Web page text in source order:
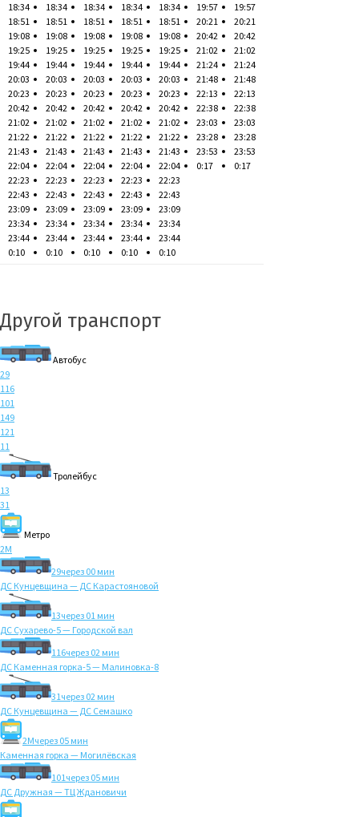
18:34
18:51
19:08
19:25
19:44
20:03
20:23
20:42
21:02
21:22
21:43
22:04
22:23
22:43
23:09
23:34
23:44
0:10
18:34
18:51
19:08
19:25
19:44
20:03
20:23
20:42
21:02
21:22
21:43
22:04
22:23
22:43
23:09
23:34
23:44
0:10
18:34
18:51
19:08
19:25
19:44
20:03
20:23
20:42
21:02
21:22
21:43
22:04
22:23
22:43
23:09
23:34
23:44
0:10
18:34
18:51
19:08
19:25
19:44
20:03
20:23
20:42
21:02
21:22
21:43
22:04
22:23
22:43
23:09
23:34
23:44
0:10
18:34
18:51
19:08
19:25
19:44
20:03
20:23
20:42
21:02
21:22
21:43
22:04
22:23
22:43
23:09
23:34
23:44
0:10
19:57
20:21
20:42
21:02
21:24
21:48
22:13
22:38
23:03
23:28
23:53
0:17
19:57
20:21
20:42
21:02
21:24
21:48
22:13
22:38
23:03
23:28
23:53
0:17
Другой транспорт
Автобус
29
116
101
149
121
11
Тролейбус
13
31
Метро
2M
29через 00 мин
ДС Кунцевщина — ДС Карастояновой
13через 01 мин
ДС Сухарево-5 — Городской вал
116через 02 мин
ДС Каменная горка-5 — Малиновка-8
31через 02 мин
ДС Кунцевщина — ДС Семашко
2Mчерез 05 мин
Каменная горка — Могилёвская
101через 05 мин
ДС Дружная — ТЦ Ждановичи